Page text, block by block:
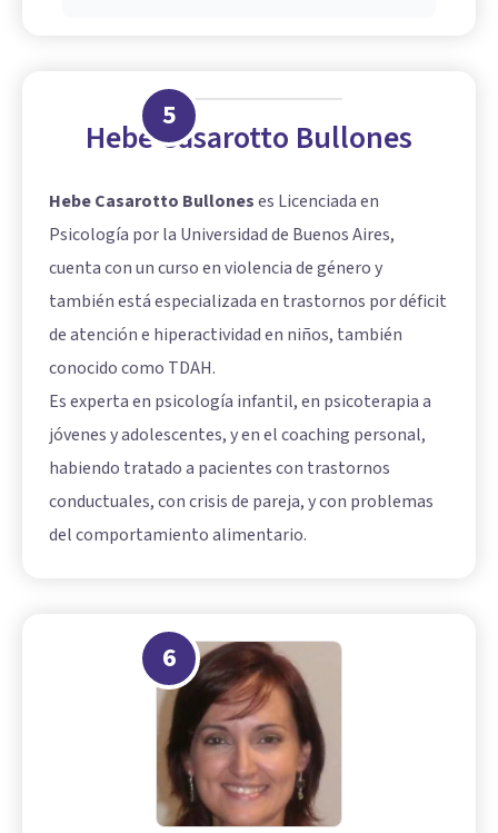
5
Hebe Casarotto Bullones
Hebe Casarotto Bulloneses Licenciada en
Psicología por la Universidad de Buenos Aires,
cuenta con un curso en violencia de género y
también está especializada en trastornos por déficit
de atención e hiperactividad en niños, también
conocido como TDAH.
Es experta en psicología infantil, en psicoterapia a
jóvenes y adolescentes, y en el coaching personal,
habiendo tratado a pacientes con trastornos
conductuales, con crisis de pareja, y con problemas
del comportamiento alimentario.
6